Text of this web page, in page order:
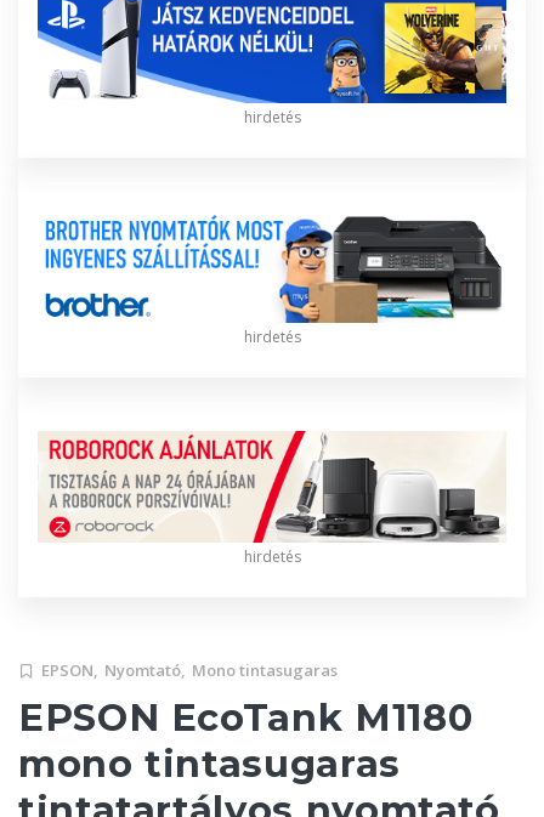
hirdetés
hirdetés
hirdetés
EPSON, Nyomtató, Mono tintasugaras
EPSON EcoTank M1180
mono tintasugaras